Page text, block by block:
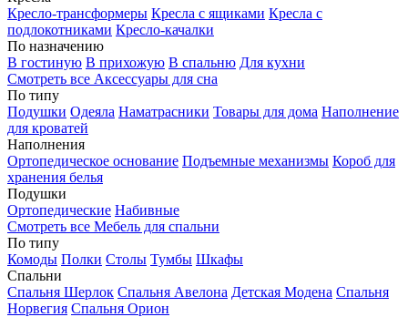
Кресло-трансформеры Кресла с ящиками Кресла с
подлокотниками Кресло-качалки
По назначению
В гостиную В прихожую В спальню Для кухни
Смотреть все Аксессуары для сна
По типу
Подушки Одеяла Наматрасники Товары для дома Наполнение
для кроватей
Наполнения
Ортопедическое основание Подъемные механизмы Короб для
хранения белья
Подушки
Ортопедические Набивные
Смотреть все Мебель для спальни
По типу
Комоды Полки Столы Тумбы Шкафы
Спальни
Спальня Шерлок Спальня Авелона Детская Модена Спальня
Норвегия Спальня Орион